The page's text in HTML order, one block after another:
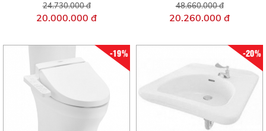
24.730.000 đ
20.000.000 đ
48.660.000 đ
20.260.000 đ
-19% -20%